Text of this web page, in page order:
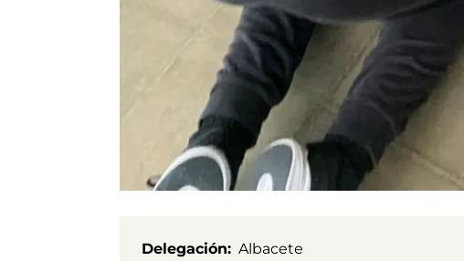
Delegación
Albacete